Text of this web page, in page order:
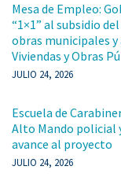
Mesa de Empleo:
“1×1” al subsidio
obras municipales
Viviendas y Obras
JULIO 24, 2026
Escuela de
Alto Mando policial
avance al proyecto
JULIO 24, 2026